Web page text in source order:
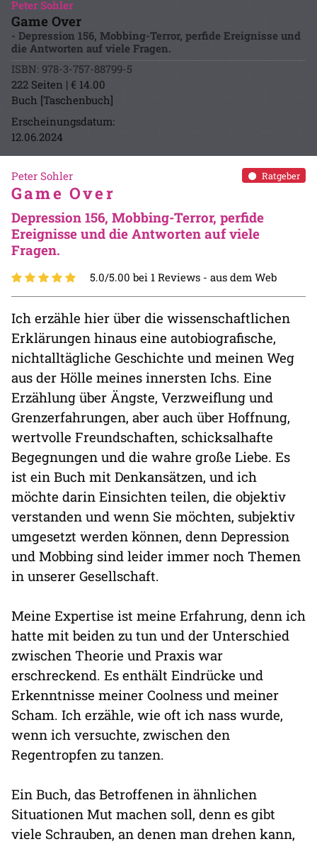
Peter Sohler
Game Over
- Depression 156, Mobbing-Terror, perfide Ereignisse und
die Antworten auf viele Fragen.
ISBN: 978-3-757-88799-5
222 Seiten | € 14.00
Buch [Taschenbuch]
Erscheinungsdatum:
12.06.2024
Ratgeber
Peter Sohler
Game Over
Depression 156, Mobbing-Terror, perfide
Ereignisse und die Antworten auf viele
Fragen.
5.0/5.00 bei 1 Reviews - aus dem Web
Ich erzähle hier über die wissenschaftlichen
Erklärungen hinaus eine autobiografische,
nichtalltägliche Geschichte und meinen Weg
aus der Hölle meines innersten Ichs. Eine
Erzählung über Ängste, Verzweiflung und
Grenzerfahrungen, aber auch über Hoffnung,
wertvolle Freundschaften, schicksalhafte
Begegnungen und die wahre große Liebe. Es
ist ein Buch mit Denkansätzen, und ich
möchte darin Einsichten teilen, die objektiv
verstanden und wenn Sie möchten, subjektiv
umgesetzt werden können, denn Depression
und Mobbing sind leider immer noch Themen
in unserer Gesellschaft.
Meine Expertise ist meine Erfahrung, denn ich
hatte mit beiden zu tun und der Unterschied
zwischen Theorie und Praxis war
erschreckend. Es enthält Eindrücke und
Erkenntnisse meiner Coolness und meiner
Scham. Ich erzähle, wie oft ich nass wurde,
wenn ich versuchte, zwischen den
Regentropfen zu tanzen.
Ein Buch, das Betroffenen in ähnlichen
Situationen Mut machen soll, denn es gibt
viele Schrauben, an denen man drehen kann,